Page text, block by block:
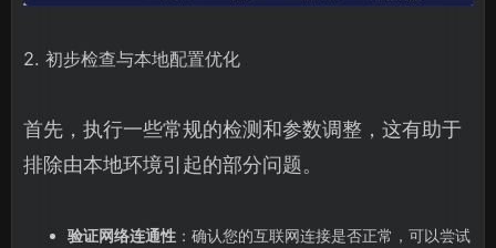
2. 初步检查与本地配置优化
首先，执行一些常规的检测和参数调整，这有助于
排除由本地环境引起的部分问题。
验证网络连通性：确认您的互联网连接是否正常，可以尝试